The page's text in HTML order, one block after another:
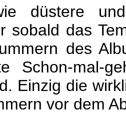
düstere
sobald das
des
Schon-mal-
Einzig die
vor dem